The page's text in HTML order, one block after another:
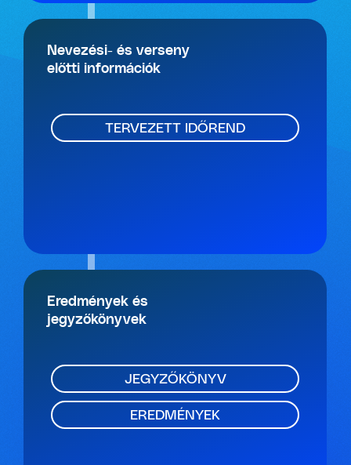
Nevezési- és verseny
előtti információk
TERVEZETT IDŐREND
Eredmények és
jegyzőkönyvek
JEGYZŐKÖNYV
EREDMÉNYEK